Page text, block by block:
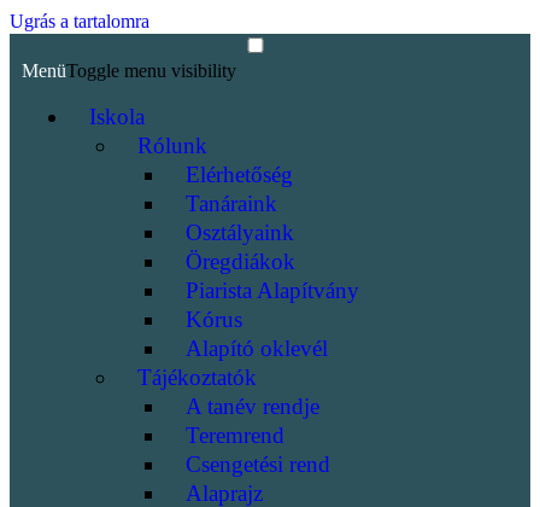
Ugrás a tartalomra
MenüToggle menu visibility
Iskola
Rólunk
Elérhetőség
Tanáraink
Osztályaink
Öregdiákok
Piarista Alapítvány
Kórus
Alapító oklevél
Tájékoztatók
A tanév rendje
Teremrend
Csengetési rend
Alaprajz